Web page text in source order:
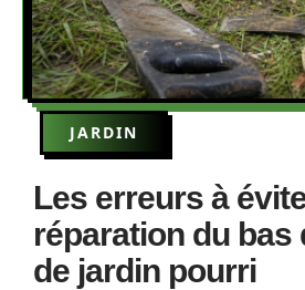
JARDIN
Les erreurs à
réparation du bas
de jardin pourri